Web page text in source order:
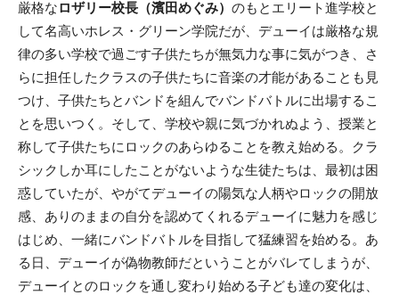
厳格なロザリー校長（濱田めぐみ） のもとエリート進学校と
して名高いホレス・グリーン学院だが、デューイは厳格な規
律の多い学校で過ごす子供たちが無気力な事に気がつき、さ
らに担任したクラスの子供たちに音楽の才能があることも見
つけ、子供たちとバンドを組んでバンドバトルに出場するこ
とを思いつく。そして、学校や親に気づかれぬよう、授業と
称して子供たちにロックのあらゆることを教え始める。クラ
シックしか耳にしたことがないような生徒たちは、最初は困
惑していたが、やがてデューイの陽気な人柄やロックの開放
感、ありのままの自分を認めてくれるデューイに魅力を感じ
はじめ、一緒にバンドバトルを目指して猛練習を始める。あ
る日、デューイが偽物教師だということがバレてしまうが、
デューイとのロックを通し変わり始める子ども達の変化は、